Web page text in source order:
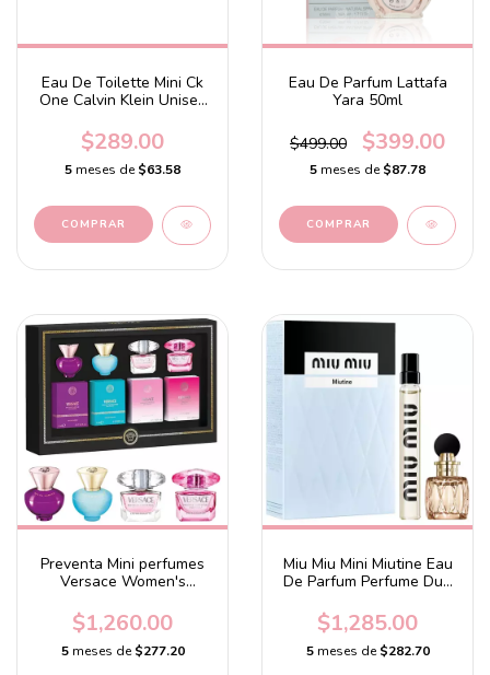
Eau De Toilette Mini Ck
One Calvin Klein Unisex
$289.00
5 meses de$63.58
Eau De Parfum Lattafa
Yara 50ml
$499.00 $399.00
5 meses de$87.78
Preventa Mini perfumes
Versace Women's
$1,260.00
5 meses de$277.20
Miu Miu Mini Miutine Eau
De Parfum Perfume Duo
$1,285.00
5 meses de$282.70